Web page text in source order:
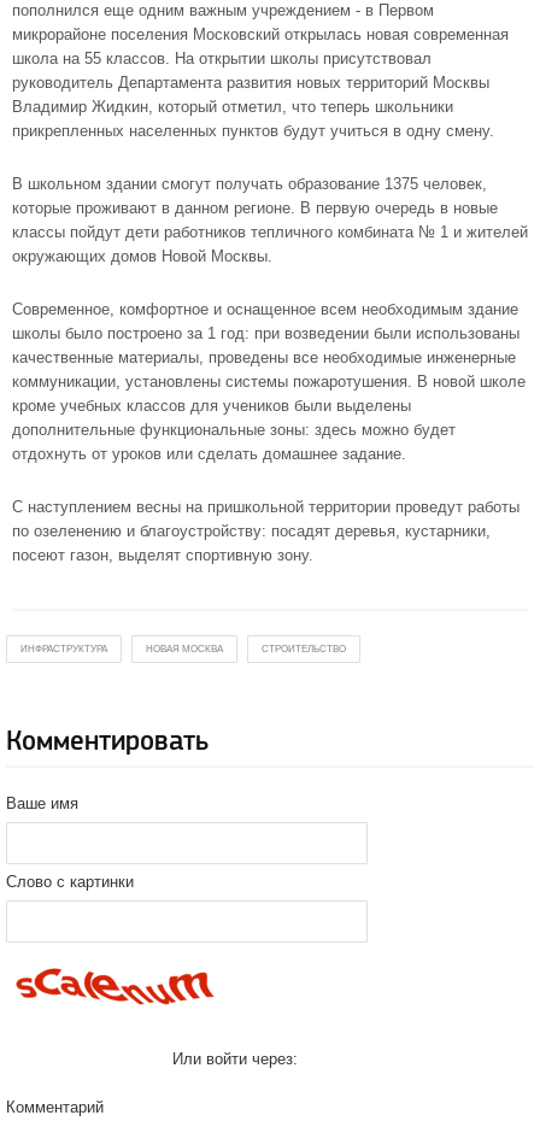
пополнился еще одним важным учреждением - в Первом
микрорайоне поселения Московский открылась новая современная
школа на 55 классов. На открытии школы присутствовал
руководитель Департамента развития новых территорий Москвы
Владимир Жидкин, который отметил, что теперь школьники
прикрепленных населенных пунктов будут учиться в одну смену.
В школьном здании смогут получать образование 1375 человек,
которые проживают в данном регионе. В первую очередь в новые
классы пойдут дети работников тепличного комбината № 1 и жителей
окружающих домов Новой Москвы.
Современное, комфортное и оснащенное всем необходимым здание
школы было построено за 1 год: при возведении были использованы
качественные материалы, проведены все необходимые инженерные
коммуникации, установлены системы пожаротушения. В новой школе
кроме учебных классов для учеников были выделены
дополнительные функциональные зоны: здесь можно будет
отдохнуть от уроков или сделать домашнее задание.
С наступлением весны на пришкольной территории проведут работы
по озеленению и благоустройству: посадят деревья, кустарники,
посеют газон, выделят спортивную зону.
ИНФРАСТРУКТУРА НОВАЯ МОСКВА СТРОИТЕЛЬСТВО
Комментировать
Ваше имя
Слово с картинки
Или войти через:
Комментарий